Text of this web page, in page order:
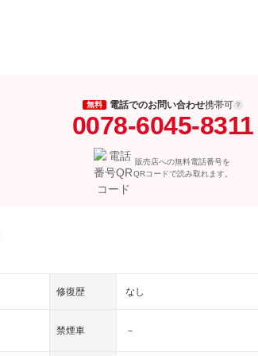
無料 電話でのお問い合わせ携帯可
0078-6045-8311
販売店への無料電話番号を
QRコードで読み取れます。
修復歴 なし
禁煙車 －